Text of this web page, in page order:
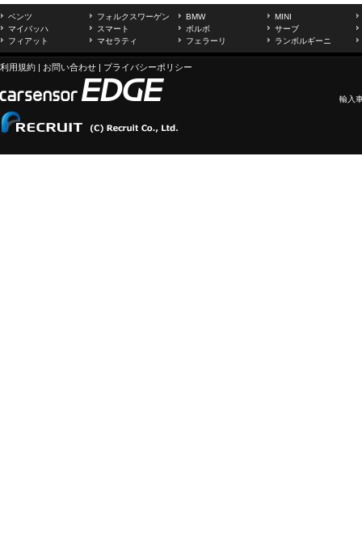
ベンツ フォルクスワーゲン BMW
MINI
マイバッハ
スマート ボルボ
サーブ
フィアット
マセラティ フェラーリ ランボルギーニ
利用規約 | お問い合わせ | プライバシーポリシー
輸入